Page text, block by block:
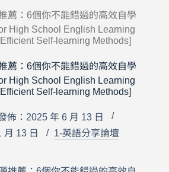
薦：6個你不能錯過的高效自學
High School English Learning
Self-learning Methods]
薦：6個你不能錯過的高效自學
High School English Learning
Self-learning Methods]
佈：2025 年 6 月 13 日
月 13 日
1-英語分享論壇